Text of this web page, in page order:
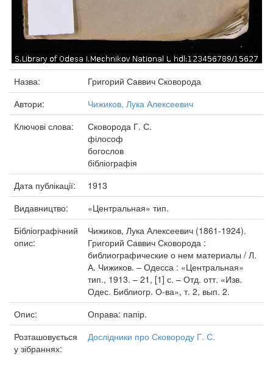
Назва:
Григорий Саввич Сковорода
Автори:
Чижиков, Лука Алексеевич
Ключові слова:
Сковорода Г. С.
філософ
богослов
бібліографія
Дата публікації:
1913
Видавництво:
«Центральная» тип.
Бібліографічний
опис:
Чижиков, Лука Алексеевич (1861-1924).
Григорий Саввич Сковорода :
библиографические о нем материалы / Л.
А. Чижиков. – Одесса : «Центральная»
тип., 1913. – 21, [1] с. – Отд. отт. «Изв.
Одес. Библиогр. О-ва», т. 2, вып. 2.
Опис:
Оправа: папір.
Розташовується
у зібраннях:
Дослідники про Сковороду Г. С.